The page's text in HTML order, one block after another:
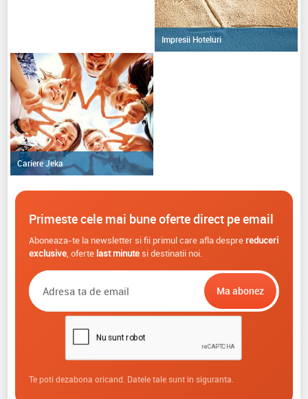
Impresii Hoteluri
Cariere Jeka
Primeste cele mai bune oferte direct pe email
Aboneaza-te la newsletter si fii primul care afla despre reduceri
exclusive, oferte last minutesi destinatii noi.
Te poti dezabona oricand. Datele tale sunt in siguranta.